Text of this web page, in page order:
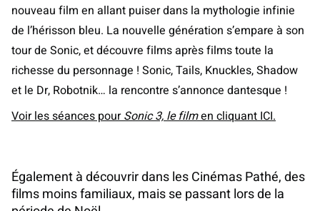
nouveau film en allant puiser dans la mythologie infinie
de l’hérisson bleu. La nouvelle génération s’empare à son
tour de Sonic, et découvre films après films toute la
richesse du personnage ! Sonic, Tails, Knuckles, Shadow
et le Dr, Robotnik… la rencontre s’annonce dantesque !
Voir les séances pourSonic 3, le filmen cliquant ICI.
Également à découvrir dans les Cinémas Pathé, des
films moins familiaux, mais se passant lors de la